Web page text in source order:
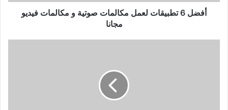
مجانا
أفضل 6 تطبيقات لعمل مكالمات صوتية و مكالمات فيديو
مجانا